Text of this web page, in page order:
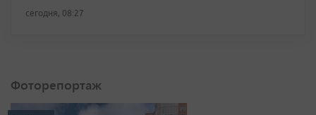
сегодня, 08:27
Фоторепортаж